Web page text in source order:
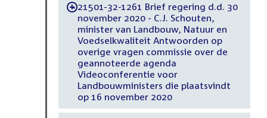
-21501-32-1261 Brief regering d.d. 30
november 2020 - C.J. Schouten,
minister van Landbouw, Natuur en
Voedselkwaliteit Antwoorden op
overige vragen commissie over de
geannoteerde agenda
Videoconferentie voor
Landbouwministers die plaatsvindt
op 16 november 2020